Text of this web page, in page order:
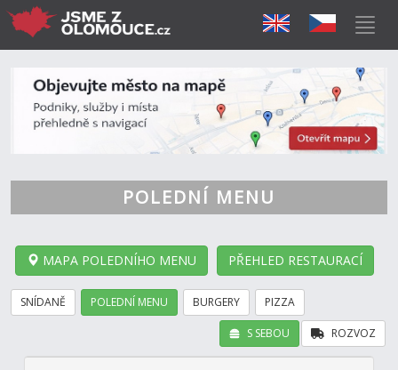
POLEDNÍ MENU
MAPA POLEDNÍHO MENU PŘEHLED RESTAURACÍ
SNÍDANĚ POLEDNÍ MENU BURGERY PIZZA
ROZVOZ
S SEBOU